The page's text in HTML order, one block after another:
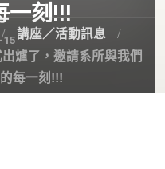
一刻!!!
15講座／活動訊息
爐了，邀請系所與我們
每一刻!!!